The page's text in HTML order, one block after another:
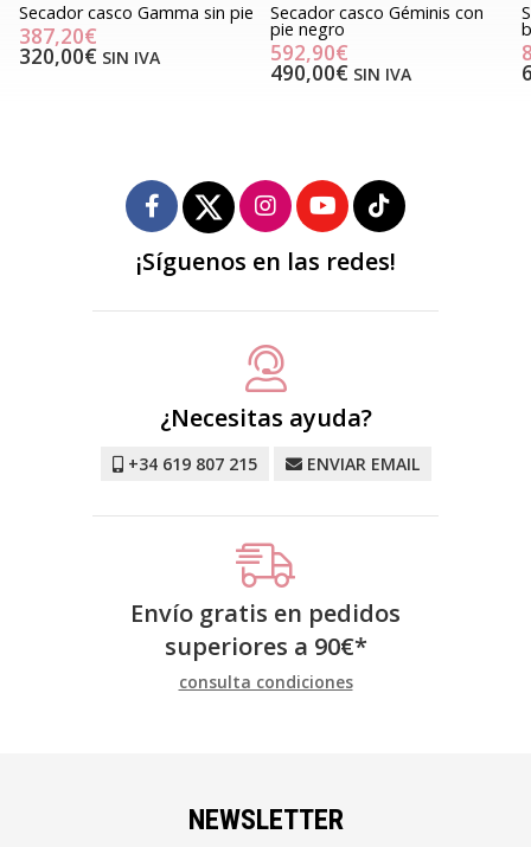
Secador casco Gamma sin pie
387,20€
320,00€ SIN IVA
Secador casco Géminis con
pie negro
592,90€
490,00€ SIN IVA
¡Síguenos en las redes!
¿Necesitas ayuda?
+34 619 807 215 ENVIAR EMAIL
Envío gratis en pedidos
superiores a 90€*
consulta condiciones
NEWSLETTER